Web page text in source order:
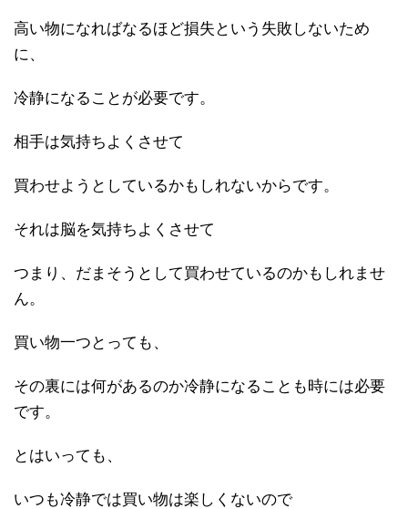
高い物になればなるほど損失という失敗しないため
に、
冷静になることが必要です。
相手は気持ちよくさせて
買わせようとしているかもしれないからです。
それは脳を気持ちよくさせて
つまり、だまそうとして買わせているのかもしれませ
ん。
買い物一つとっても、
その裏には何があるのか冷静になることも時には必要
です。
とはいっても、
いつも冷静では買い物は楽しくないので